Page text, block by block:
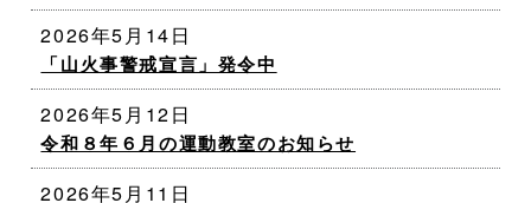
2026年5月14日
「山火事警戒宣言」発令中
2026年5月12日
令和８年６月の運動教室のお知らせ
2026年5月11日